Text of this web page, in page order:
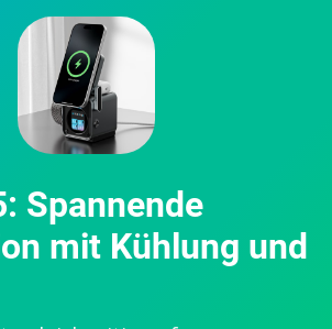
Spannende
mit Kühlung und